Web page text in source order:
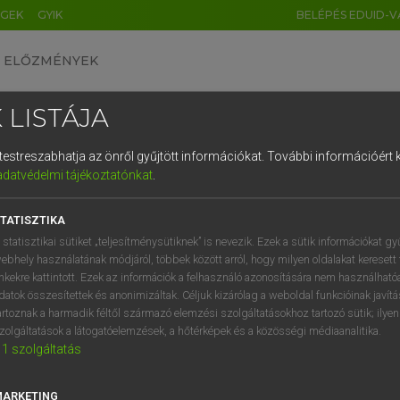
GYIK BELÉPÉS EDUID-
ELŐZMÉNYEK
angol szótár
mn
izgató
mozgalmas
sürgölődő
izgalmas
fn
mocorgás
ébredezés
LISTÁJA
az önről gyűjtött információkat. További információért
tájékoztatónkat.
statisztikai sütiket „teljesítménysütiknek” is nevezik. Ezek a sütik információkat
használatának módjáról, többek között arról, hogy milyen oldalakat keresett
kattintott. Ezek az információk a felhasználó azonosítására nem
összesítettek és anonimizáltak. Céljuk kizárólag a weboldal funkcióinak
a harmadik féltől származó elemzési szolgáltatásokhoz tartozó sütik;
a látogatóelemzések, a hőtérképek és a közösségi médiaanalitika.
1 szolgáltatás
DE CN FR ES IT NL
1 2 3 4 5 6 7 8 9
q w e r t z u i
a s d f g h j k l é
í y x c v b n m , .